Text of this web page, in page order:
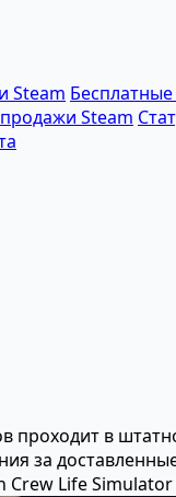
Steam
Steam
проходит в
за
Crew Life Simulator